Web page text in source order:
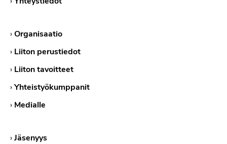
›Organisaatio
› Liiton perustiedot
› Liiton tavoitteet
›Yhteistyökumppanit
› Medialle
›Jäsenyys